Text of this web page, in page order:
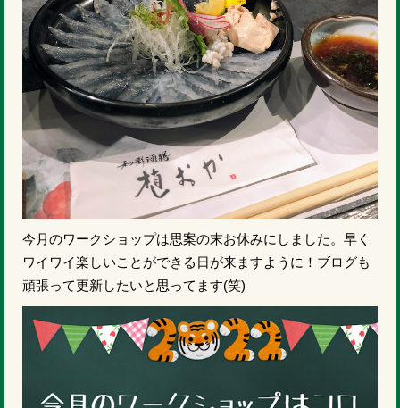
今月のワークショップは思案の末お休みにしました。早く
ワイワイ楽しいことができる日が来ますように！ブログも
頑張って更新したいと思ってます(笑)